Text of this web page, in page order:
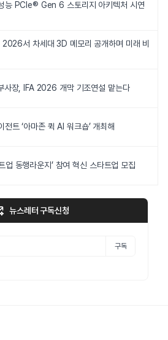
능 PCIe® Gen 6 스토리지 아키텍처 시연
서 차세대 3D 메모리 공개하며 미래 비
사장, IFA 2026 개막 기조연설 맡는다
전트 ‘아마존 퀵 AI 워크숍’ 개최해
업 동행라운지’ 참여 혁신 스타트업 모집
뉴스레터 구독신청
구독